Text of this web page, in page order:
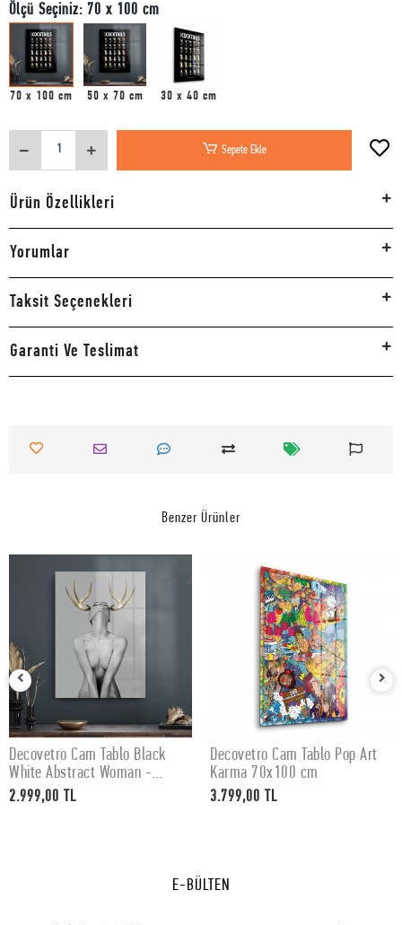
Ölçü Seçiniz: 70 x 100 cm
70 x 100 cm 50 x 70 cm 30 x 40 cm
Sepete Ekle
Ürün Özellikleri
Yorumlar
Taksit Seçenekleri
Garanti Ve Teslimat
Benzer Ürünler
SEPETE EKLE
Decovetro Cam Tablo Black
White Abstract Woman -
50x70 cm
2.999,00 TL
SEPETE EKLE
Decovetro Cam Tablo Pop Art
Karma 70x100 cm
3.799,00 TL
E-BÜLTEN